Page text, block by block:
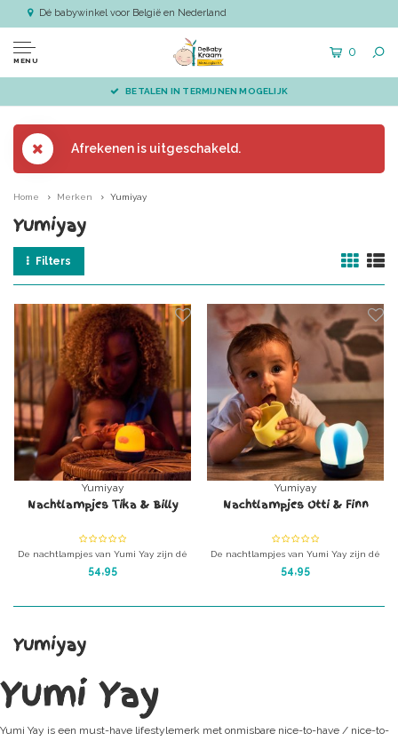
Dé babywinkel voor België en Nederland
MENU
0
BETALEN IN TERMIJNEN MOGELIJK
Afrekenen is uitgeschakeld.
Home Merken Yumiyay
Yumiyay
Filters
Yumiyay
Nachtlampjes Tika & Billy
De nachtlampjes van Yumi Yay zijn dé
perfecte vriendjes voor je kleintje. Ze
kiezen hoe je de nachtlamp van je
De speelse covertjes zitten per twee in
1 verpakk
54,95
Yumiyay
Nachtlampjes Otti & Finn
De nachtlampjes van Yumi Yay zijn dé
perfecte vriendjes voor je kleintje. Ze
kiezen hoe je de nachtlamp van je
54,95
Yumiyay
Yumi Yay
Yumi Yay is een must-have lifestylemerk met onmisbare nice-to-have / nice-to-